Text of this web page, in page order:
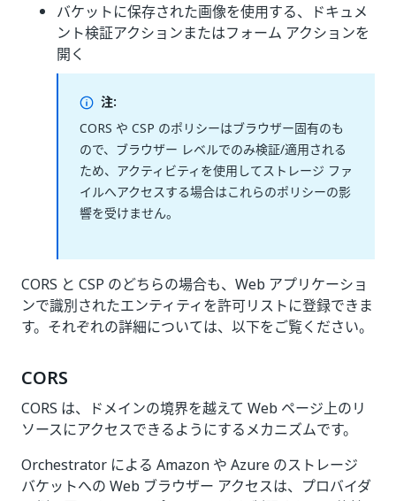
バケットに保存された画像を使用する、ドキュメ
ント検証アクションまたはフォーム アクションを
開く
注:
CORS や CSP のポリシーはブラウザー固有のも
ので、ブラウザー レベルでのみ検証/適用される
ため、アクティビティを使用してストレージ ファ
イルへアクセスする場合はこれらのポリシーの影
響を受けません。
CORS と CSP のどちらの場合も、Web アプリケーショ
ンで識別されたエンティティを許可リストに登録できま
す。それぞれの詳細については、以下をご覧ください。
CORS
CORS は、ドメインの境界を越えて Web ページ上のリ
ソースにアクセスできるようにするメカニズムです。
Orchestrator による Amazon や Azure のストレージ
バケットへの Web ブラウザー アクセスは、プロバイダ